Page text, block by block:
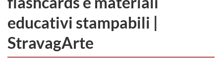
educativi stampabili |
StravagArte